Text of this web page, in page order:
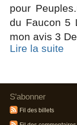
pour
du Faucon 5
mon avis 3
Lire la suite
S'abonner
Fil des billets